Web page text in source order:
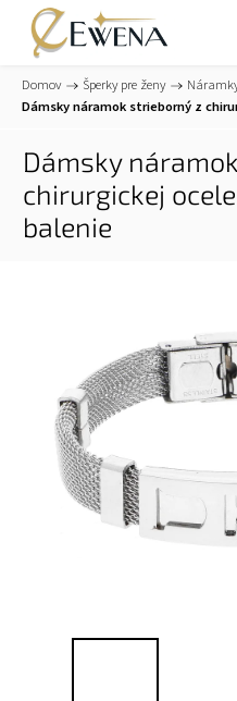
Domov / Šperky pre ženy /
Dámsky náramok strieborný z
Dámsky
chirurgickej ocele
balenie